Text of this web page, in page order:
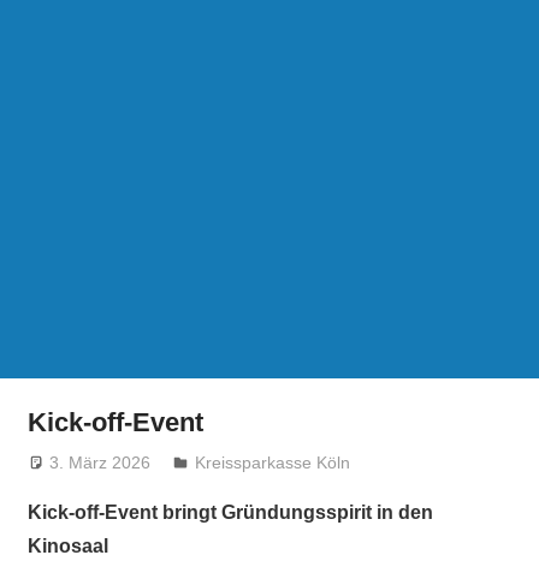
Kick-off-Event
3. März 2026 treffpunkt
Kreissparkasse Köln
Kick-off-Event bringt Gründungsspirit in den
Kinosaal